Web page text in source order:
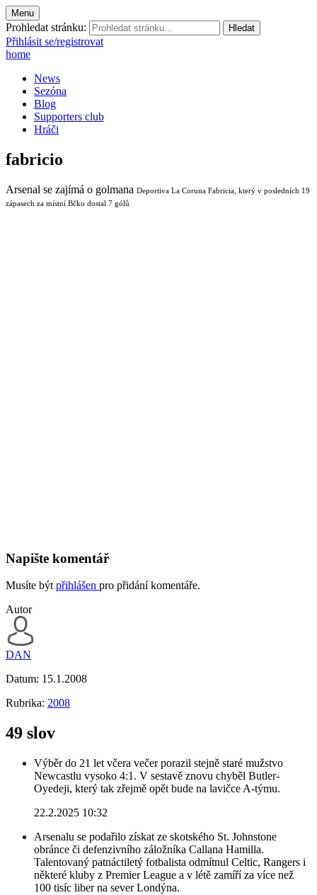
Menu
Prohledat stránku:
Přihlásit se/registrovat
home
News
Sezóna
Blog
Supporters club
Hráči
fabricio
Arsenal se zajímá o golmana Deportiva La Coruna Fabricia, který v posledních 19
zápasech za místní Bčko dostal 7 gólů
Napište komentář
Musíte být přihlášen pro přidání komentáře.
Autor
DAN
Datum: 15.1.2008
Rubrika: 2008
49 slov
Výběr do 21 let včera večer porazil stejně staré mužstvo
Newcastlu vysoko 4:1. V sestavě znovu chyběl Butler-
Oyedeji, který tak zřejmě opět bude na lavičce A-týmu.
22.2.2025 10:32
Arsenalu se podařilo získat ze skotského St. Johnstone
obránce či defenzivního záložníka Callana Hamilla.
Talentovaný patnáctiletý fotbalista odmítnul Celtic, Rangers i
některé kluby z Premier League a v létě zamíří za více než
100 tisíc liber na sever Londýna.